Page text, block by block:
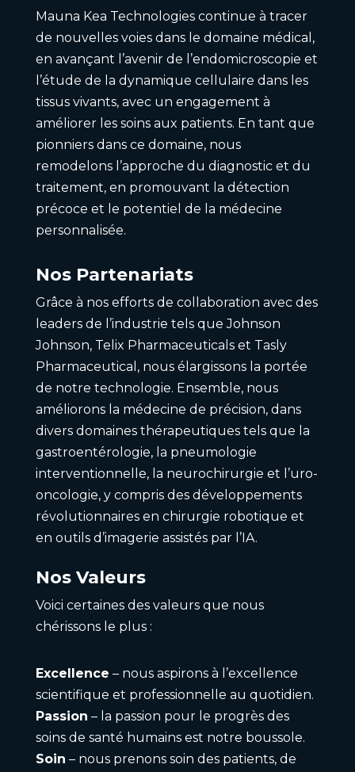
Mauna Kea Technologies continue à tracer
de nouvelles voies dans le domaine médical,
en avançant l’avenir de l’endomicroscopie et
l’étude de la dynamique cellulaire dans les
tissus vivants, avec un engagement à
améliorer les soins aux patients. En tant que
pionniers dans ce domaine, nous
remodelons l’approche du diagnostic et du
traitement, en promouvant la détection
précoce et le potentiel de la médecine
personnalisée.
Nos Partenariats
Grâce à nos efforts de collaboration avec des
leaders de l’industrie tels que Johnson
Johnson, Telix Pharmaceuticals et Tasly
Pharmaceutical, nous élargissons la portée
de notre technologie. Ensemble, nous
améliorons la médecine de précision, dans
divers domaines thérapeutiques tels que la
gastroentérologie, la pneumologie
interventionnelle, la neurochirurgie et l’uro-
oncologie, y compris des développements
révolutionnaires en chirurgie robotique et
en outils d’imagerie assistés par l’IA.
Nos Valeurs
Voici certaines des valeurs que nous
chérissons le plus :
Excellence – nous aspirons à l’excellence
scientifique et professionnelle au quotidien.
Passion – la passion pour le progrès des
soins de santé humains est notre boussole.
Soin – nous prenons soin des patients, de